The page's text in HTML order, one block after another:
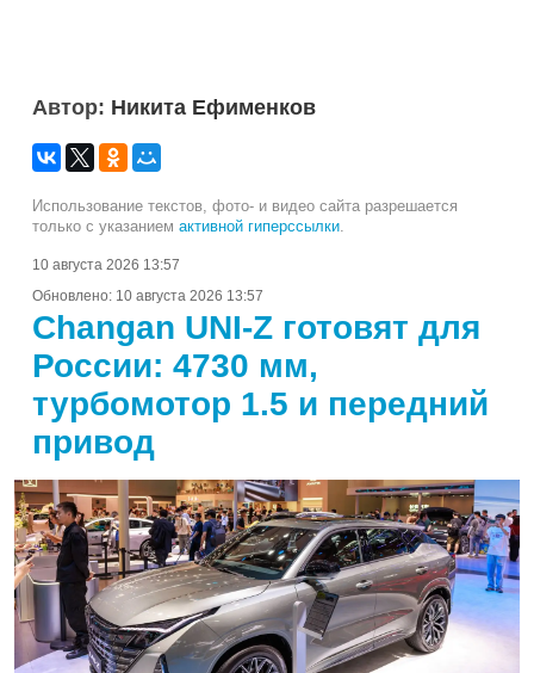
Автор: Никита Ефименков
Использование текстов, фото- и видео сайта разрешается
только с указанием активной гиперссылки.
10 августа 2026 13:57
Обновлено: 10 августа 2026 13:57
Changan UNI-Z готовят для
России: 4730 мм,
турбомотор 1.5 и передний
привод